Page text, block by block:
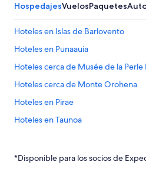
HospedajesVuelosPaquetes
Hoteles en Islas de Barlovento
Hoteles en Punaauia
Hoteles cerca de Musée de la Perle
Hoteles cerca de Monte Orohena
Hoteles en Pirae
Hoteles en Taunoa
Hoteles cerca de Place Jacques
*Disponible para los socios de